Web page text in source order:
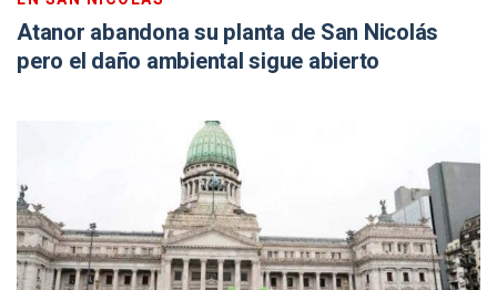
Atanor abandona su planta de San Nicolás
pero el daño ambiental sigue abierto